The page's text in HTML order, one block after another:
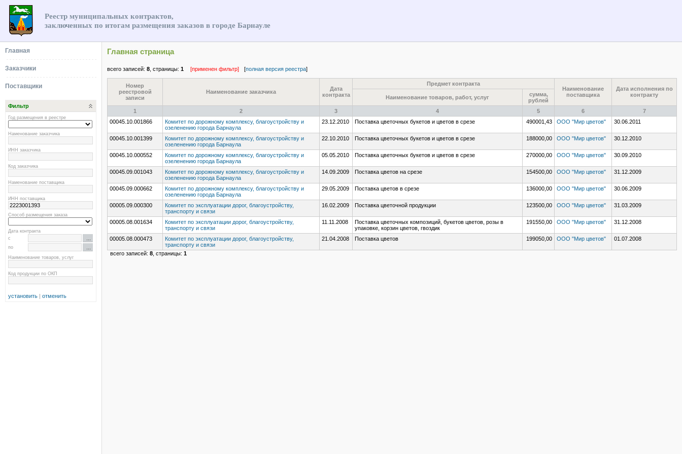
Реестр муниципальных контрактов,
заключенных по итогам размещения заказов в городе Барнауле
Главная
Заказчики
Поставщики
Фильтр
Год размещения в реестре
Наменование заказчика
ИНН заказчика
Код заказчика
Наменование поставщика
ИНН поставщика
Способ размещения заказа
Дата контракта
с
по
Наименование товаров, услуг
Код продукции по ОКП
установить | отменить
Главная страница
всего записей: 8 , страницы: 1 [применен фильтр] [полная версия реестра]
Номер
реестровой
записи
Наименование заказчика
Дата
контракта
Предмет контракта
Наименование
поставщика
Дата исполнения по
контракту
Наименование товаров, работ, услуг
сумма,
рублей
1
2 3 4 5 6
7
00045.10.001866
Комитет по дорожному комплексу, благоустройству и
озеленению города Барнаула
23.12.2010 Поставка цветочных букетов и цветов в срезе 490001,43 ООО "Мир цветов" 30.06.2011
00045.10.001399
Комитет по дорожному комплексу, благоустройству и
озеленению города Барнаула
22.10.2010 Поставка цветочных букетов и цветов в срезе 188000,00 ООО "Мир цветов" 30.12.2010
00045.10.000552
Комитет по дорожному комплексу, благоустройству и
озеленению города Барнаула
05.05.2010 Поставка цветочных букетов и цветов в срезе 270000,00 ООО "Мир цветов" 30.09.2010
00045.09.001043
Комитет по дорожному комплексу, благоустройству и
озеленению города Барнаула
14.09.2009 Поставка цветов на срезе 154500,00 ООО "Мир цветов" 31.12.2009
00045.09.000662
Комитет по дорожному комплексу, благоустройству и
озеленению города Барнаула
29.05.2009 Поставка цветов в срезе 136000,00 ООО "Мир цветов" 30.06.2009
00005.09.000300
Комитет по эксплуатации дорог, благоустройству,
транспорту и связи
16.02.2009 Поставка цветочной продукции 123500,00 ООО "Мир цветов" 31.03.2009
00005.08.001634
Комитет по эксплуатации дорог, благоустройству,
транспорту и связи
11.11.2008
Поставка цветочных композиций, букетов цветов, розы в
упаковке, корзин цветов, гвоздик
191550,00 ООО "Мир цветов" 31.12.2008
00005.08.000473
Комитет по эксплуатации дорог, благоустройству,
транспорту и связи
21.04.2008 Поставка цветов 199050,00 ООО "Мир цветов" 01.07.2008
всего записей: 8 , страницы: 1